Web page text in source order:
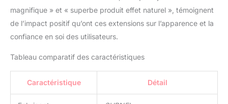
magnifique » et « superbe produit effet naturel », témoignent
de l’impact positif qu’ont ces extensions sur l’apparence et la
confiance en soi des utilisateurs.
Tableau comparatif des caractéristiques
Caractéristique Détail